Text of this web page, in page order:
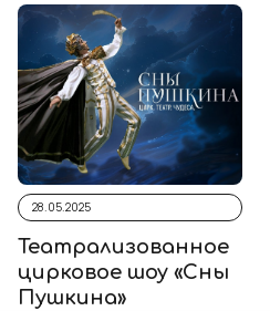
28.05.2025
Театрализованное
цирковое шоу «Сны
Пушкина»